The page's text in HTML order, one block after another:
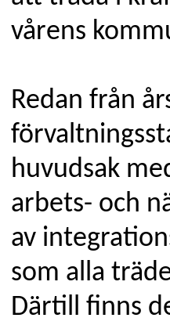
vårens
Redan från
huvudsak
arbets- och
av
som alla
Därtill finns